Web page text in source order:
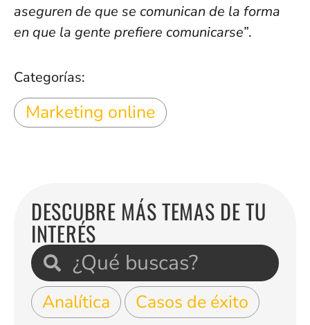
aseguren de que se comunican de la forma
en que la gente prefiere comunicarse”.
Categorías:
Marketing online
DESCUBRE MÁS TEMAS DE TU
INTERÉS
Analítica
Casos de éxito